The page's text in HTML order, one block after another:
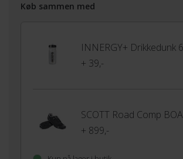
Køb sammen med
+ 39,-
SCOTT Road Comp BOA
+ 899,-